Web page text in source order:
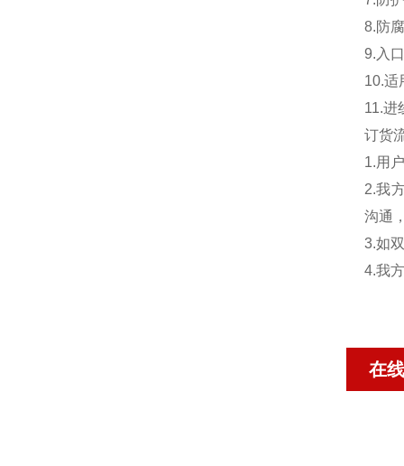
8.防
9.入
10.适
11.进
订货
1.用
2.我
沟通
3.如
4.我
在